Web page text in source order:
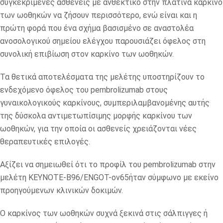
συγκεκριμένες ασθενείς με ανθεκτικό στην πλατίνα καρκίνο
των ωοθηκών να ζήσουν περισσότερο, ενώ είναι και η
πρώτη φορά που ένα σχήμα βασισμένο σε αναστολέα
ανοσολογικού σημείου ελέγχου παρουσιάζει όφελος στη
συνολική επιβίωση στον καρκίνο των ωοθηκών.
Τα θετικά αποτελέσματα της μελέτης υποστηρίζουν το
ενδεχόμενο όφελος του pembrolizumab στους
γυναικολογικούς καρκίνους, συμπεριλαμβανομένης αυτής
της δύσκολα αντιμετωπίσιμης μορφής καρκίνου των
ωοθηκών, για την οποία οι ασθενείς χρειάζονται νέες
θεραπευτικές επιλογές.
Αξίζει να σημειωθεί ότι το προφίλ του pembrolizumab στην
μελέτη KEYNOTE-B96/ENGOT-ov65ήταν σύμφωνο με εκείνο
προηγούμενων κλινικών δοκιμών.
Ο καρκίνος των ωοθηκών συχνά ξεκινά στις σάλπιγγες ή